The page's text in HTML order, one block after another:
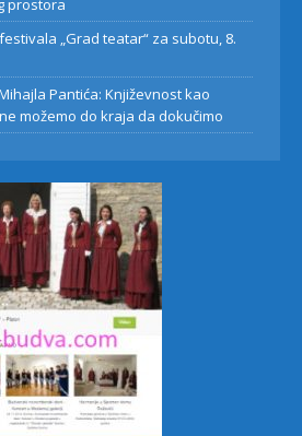
prostora
„Grad teatar“ za subotu, 8.
Pantića: Književnost kao
možemo do kraja da dokučimo